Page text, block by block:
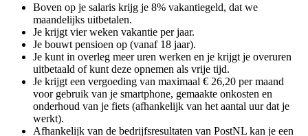
Boven op je salaris krijg je 8% vakantiegeld, dat we
maandelijks uitbetalen.
Je krijgt vier weken vakantie per jaar.
Je bouwt pensioen op (vanaf 18 jaar).
Je kunt in overleg meer uren werken en je krijgt je overuren
uitbetaald of kunt deze opnemen als vrije tijd.
Je krijgt een vergoeding van maximaal € 26,20 per maand
voor gebruik van je smartphone, gemaakte onkosten en
onderhoud van je fiets (afhankelijk van het aantal uur dat je
werkt).
Afhankelijk van de bedrijfsresultaten van PostNL kan je een